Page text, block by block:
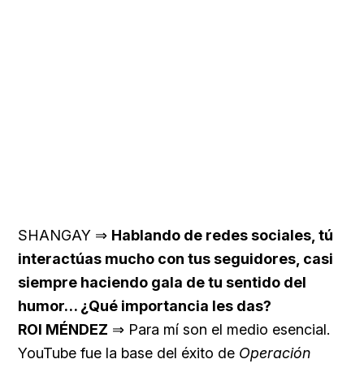
SHANGAY ⇒ Hablando de redes sociales, tú
interactúas mucho con tus seguidores, casi
siempre haciendo gala de tu sentido del
humor… ¿Qué importancia les das?
ROI MÉNDEZ ⇒ Para mí son el medio esencial.
YouTube fue la base del éxito de Operación